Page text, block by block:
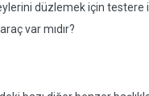
düzlemek için testere
var mıdır?